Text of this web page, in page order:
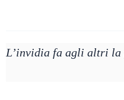
L’invidia fa agli altri la